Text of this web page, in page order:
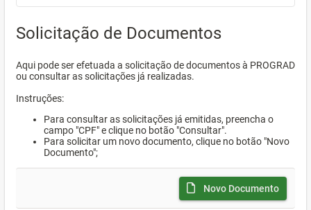
Solicitação de Documentos
Aqui pode ser efetuada a solicitação de documentos à PROGRAD
ou consultar as solicitações já realizadas.
Instruções:
Para consultar as solicitações já emitidas, preencha o
campo "CPF" e clique no botão "Consultar".
Para solicitar um novo documento, clique no botão "Novo
Documento";
Novo Documento